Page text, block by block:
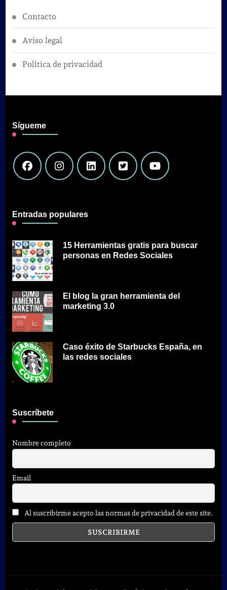
Contacto
Aviso legal
Política de privacidad
Sígueme
Entradas populares
15 Herramientas gratis para buscar
personas en Redes Sociales
El blog la gran herramienta del
marketing 3.0
Caso éxito de Starbucks España, en
las redes sociales
Suscríbete
Nombre completo
Email
Al suscribirme acepto las normas de privacidad de este site.